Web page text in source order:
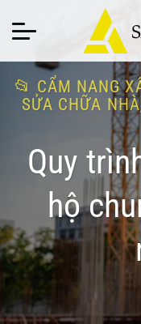
qua
CẨM NANG
SỬA CHỮA NHÀ
Quy
hộ